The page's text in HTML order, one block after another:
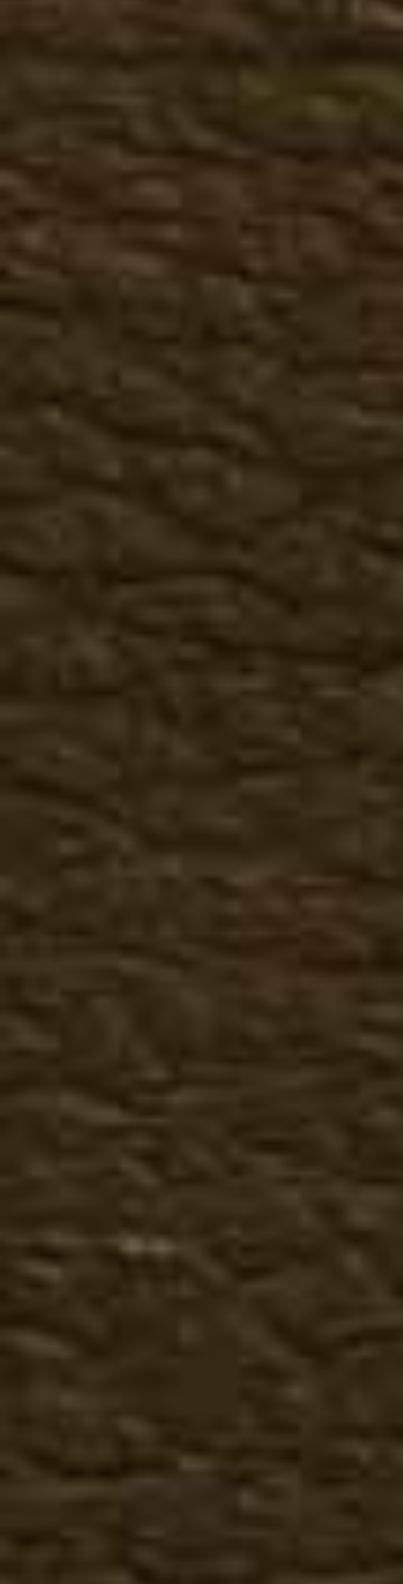
Полусапоги зимние
Большие размеры зима
Кожаная одежда
Мужская кожаная
Куртки, косухи
Жилеты
Брюки
Головные уборы
Перчатки
Женская кожаная
Куртки, косухи
Жилеты
Брюки, юбки
Перчатки
3-D футболки
Животные
Индейцы
Музыкальные
Черепа
Фэнтази
Музыкальные футболки
Животные
Птицы
Индейцы
Музыкальные
Черепа
Фэнтази
Милитари
Аксессуары
Подставка для снятия
Пряжки
Сбруя к казакам
Средства по уходу за
Шнурки для обуви